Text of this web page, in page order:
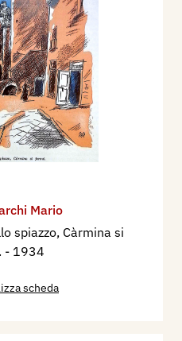
Mario
spiazzo, Càrmina si
- 1934
scheda